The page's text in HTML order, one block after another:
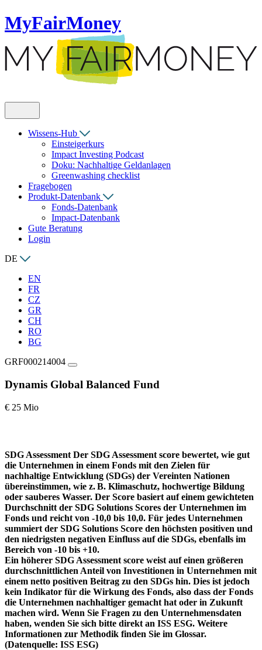
MyFairMoney
Wissens-Hub
Einsteigerkurs
Impact Investing Podcast
Doku: Nachhaltige Geldanlagen
Greenwashing checklist
Fragebogen
Produkt-Datenbank
Fonds-Datenbank
Impact-Datenbank
Gute Beratung
Login
DE
EN
FR
CZ
GR
CH
RO
BG
GRF000214004
Dynamis Global Balanced Fund
€ 25 Mio
SDG Assessment Der SDG Assessment score bewertet, wie gut
die Unternehmen in einem Fonds mit den Zielen für
nachhaltige Entwicklung (SDGs) der Vereinten Nationen
übereinstimmen, wie z. B. Klimaschutz, hochwertige Bildung
oder sauberes Wasser. Der Score basiert auf einem gewichteten
Durchschnitt der SDG Solutions Scores der Unternehmen im
Fonds und reicht von -10,0 bis 10,0. Für jedes Unternehmen
summiert der SDG Solutions Score den höchsten positiven und
den niedrigsten negativen Einfluss auf die SDGs, ebenfalls im
Bereich von -10 bis +10.
Ein höherer SDG Assessment score weist auf einen größeren
durchschnittlichen Anteil von Investitionen in Unternehmen mit
einem netto positiven Beitrag zu den SDGs hin. Dies ist jedoch
kein Indikator für die Wirkung des Fonds, also dass der Fonds
die Unternehmen nachhaltiger gemacht hat oder in Zukunft
machen wird. Wenn Sie Fragen zu den Unternehmensdaten
haben, wenden Sie sich bitte direkt an ISS ESG. Weitere
Informationen zur Methodik finden Sie im Glossar.
(Datenquelle: ISS ESG)